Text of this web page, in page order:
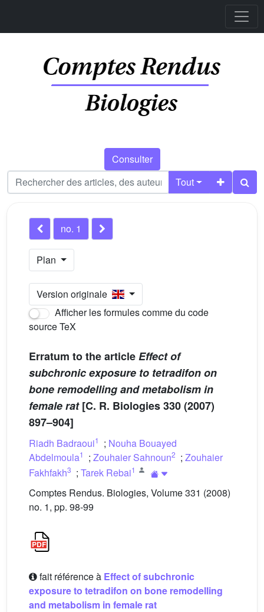
Consulter
Tout
no. 1
Plan
Version originale
Afficher les formules comme du code
source TeX
Erratum to the articleEffect of
subchronic exposure to tetradifon on
bone remodelling and metabolism in
female rat[C. R. Biologies 330 (2007)
897–904]
Riadh Badraoui1 ; Nouha Bouayed
Abdelmoula1 ; Zouhaier Sahnoun2 ; Zouhaier
Fakhfakh3 ; Tarek Rebai1
Comptes Rendus. Biologies, Volume 331 (2008)
no. 1, pp. 98-99
fait référence à Effect of subchronic
exposure to tetradifon on bone remodelling
and metabolism in female rat